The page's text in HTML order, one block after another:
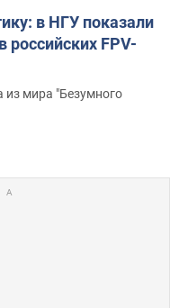
в НГУ показали
FPV-
из мира "Безумного